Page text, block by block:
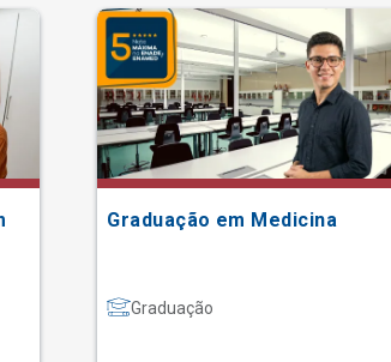
Graduação em Medicina
Graduação